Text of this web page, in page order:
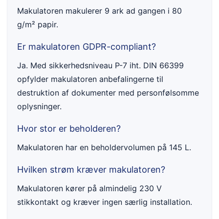
Makulatoren makulerer 9 ark ad gangen i 80
g/m² papir.
Er makulatoren GDPR-compliant?
Ja. Med sikkerhedsniveau P-7 iht. DIN 66399
opfylder makulatoren anbefalingerne til
destruktion af dokumenter med personfølsomme
oplysninger.
Hvor stor er beholderen?
Makulatoren har en beholdervolumen på 145 L.
Hvilken strøm kræver makulatoren?
Makulatoren kører på almindelig 230 V
stikkontakt og kræver ingen særlig installation.